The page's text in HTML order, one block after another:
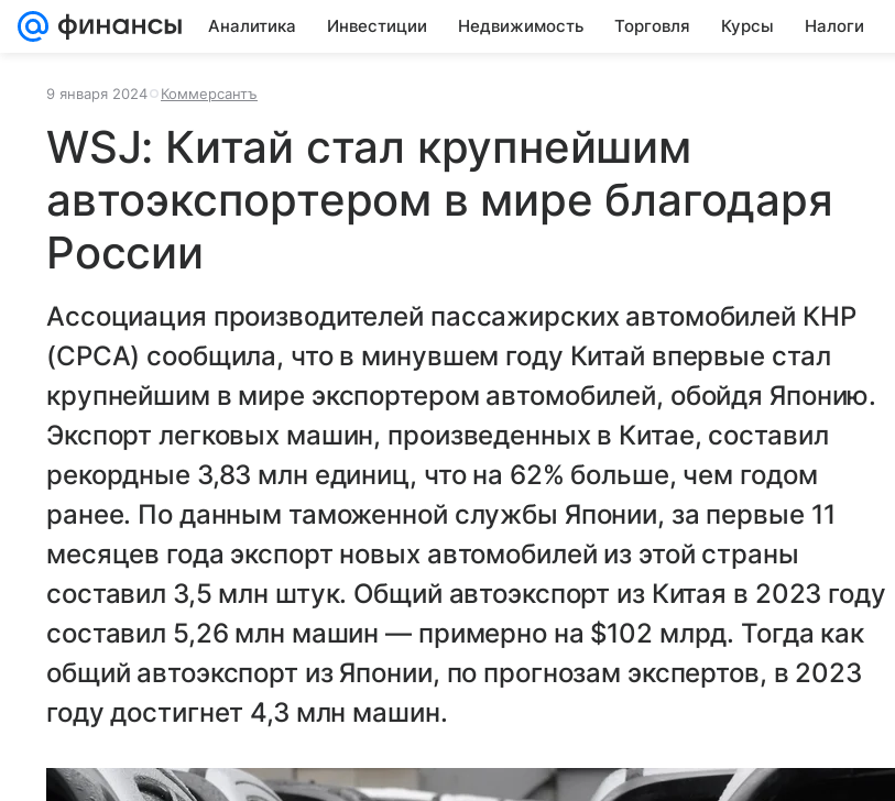
Аналитика Инвестиции Недвижимость Торговля Курсы Налоги
9 января 2024 Коммерсантъ
WSJ: Китай стал крупнейшим
автоэкспортером в мире благодаря
России
Ассоциация производителей пассажирских автомобилей КНР
(CPCA) сообщила, что в минувшем году Китай впервые стал
крупнейшим в мире экспортером автомобилей, обойдя Японию.
Экспорт легковых машин, произведенных в Китае, составил
рекордные 3,83 млн единиц, что на 62% больше, чем годом
ранее. По данным таможенной службы Японии, за первые 11
месяцев года экспорт новых автомобилей из этой страны
составил 3,5 млн штук. Общий автоэкспорт из Китая в 2023 году
составил 5,26 млн машин — примерно на $102 млрд. Тогда как
общий автоэкспорт из Японии, по прогнозам экспертов, в 2023
году достигнет 4,3 млн машин.